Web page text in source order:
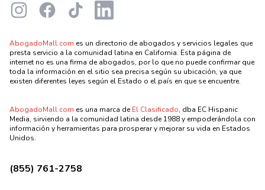
InstagramFacebookTikTok LinkedIn
AbogadoMall.com es un directorio de abogados y servicios legales que
presta servicio a la comunidad latina en California. Esta página de
internet no es una firma de abogados, por lo que no puede confirmar que
toda la información en el sitio sea precisa según su ubicación, ya que
existen diferentes leyes según el Estado o el país en que se encuentre.
AbogadoMall.com es una marca deEl Clasificado, dba EC Hispanic
Media, sirviendo a la comunidad latina desde 1988 y empoderándola con
información y herramientas para prosperar y mejorar su vida en Estados
Unidos.
(855) 761-2758